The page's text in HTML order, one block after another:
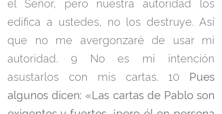
el Señor, pero nuestra autoridad los
edifica a ustedes, no los destruye. Así
que no me avergonzaré de usar mi
autoridad. 9 No es mi intención
asustarlos con mis cartas. 10 Pues
algunos dicen: «Las cartas de Pablo son